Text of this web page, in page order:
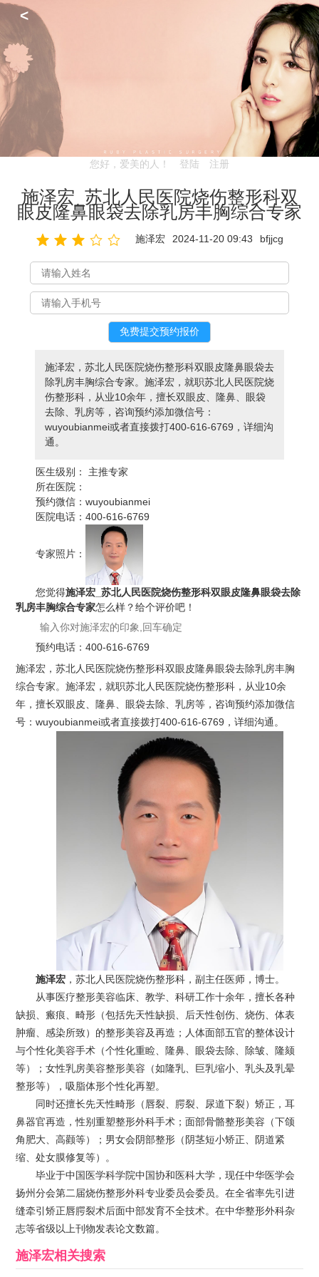
<
您好，爱美的人！ 登陆 注册
施泽宏_苏北人民医院烧伤整形科双
眼皮隆鼻眼袋去除乳房丰胸综合专家
施泽宏 2024-11-20 09:43 bfjjcg
施泽宏，苏北人民医院烧伤整形科双眼皮隆鼻眼袋去
除乳房丰胸综合专家。施泽宏，就职苏北人民医院烧
伤整形科，从业10余年，擅长双眼皮、隆鼻、眼袋
去除、乳房等，咨询预约添加微信号：
wuyoubianmei或者直接拨打400-616-6769，详细沟
通。
医生级别：
主推专家
所在医院：
预约微信：wuyoubianmei
医院电话：400-616-6769
专家照片：
您觉得施泽宏_苏北人民医院烧伤整形科双眼皮隆鼻眼袋去除
乳房丰胸综合专家怎么样？给个评价吧！
预约电话：400-616-6769
施泽宏，苏北人民医院烧伤整形科双眼皮隆鼻眼袋去除乳房丰胸
综合专家。施泽宏，就职苏北人民医院烧伤整形科，从业10余
年，擅长双眼皮、隆鼻、眼袋去除、乳房等，咨询预约添加微信
号：wuyoubianmei或者直接拨打400-616-6769，详细沟通。
施泽宏 ，苏北人民医院烧伤整形科，副主任医师，博士。
从事医疗整形美容临床、教学、科研工作十余年，擅长各种
缺损、瘢痕、畸形（包括先天性缺损、后天性创伤、烧伤、体表
肿瘤、感染所致）的整形美容及再造；人体面部五官的整体设计
与个性化美容手术（个性化重睑、隆鼻、眼袋去除、除皱、隆颏
等）；女性乳房美容整形美容（如隆乳、巨乳缩小、乳头及乳晕
整形等），吸脂体形个性化再塑。
同时还擅长先天性畸形（唇裂、腭裂、尿道下裂）矫正，耳
鼻器官再造，性别重塑整形外科手术；面部骨骼整形美容（下颌
角肥大、高颧等）；男女会阴部整形（阴茎短小矫正、阴道紧
缩、处女膜修复等）。
毕业于中国医学科学院中国协和医科大学，现任中华医学会
扬州分会第二届烧伤整形外科专业委员会委员。在全省率先引进
缝牵引矫正唇腭裂术后面中部发育不全技术。在中华整形外科杂
志等省级以上刊物发表论文数篇。
施泽宏相关搜索